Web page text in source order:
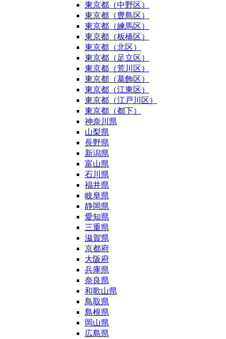
東京都（中野区）
東京都（豊島区）
東京都（練馬区）
東京都（板橋区）
東京都（北区）
東京都（足立区）
東京都（荒川区）
東京都（葛飾区）
東京都（江東区）
東京都（江戸川区）
東京都（都下）
神奈川県
山梨県
長野県
新潟県
富山県
石川県
福井県
岐阜県
静岡県
愛知県
三重県
滋賀県
京都府
大阪府
兵庫県
奈良県
和歌山県
鳥取県
島根県
岡山県
広島県